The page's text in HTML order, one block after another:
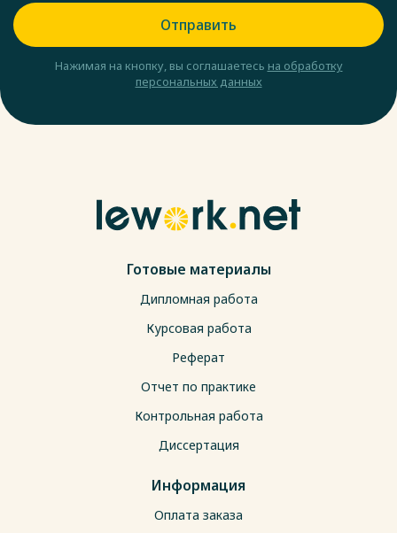
Отправить
Нажимая на кнопку, вы соглашаетесь на обработку
персональных данных
Готовые материалы
Дипломная работа
Курсовая работа
Реферат
Отчет по практике
Контрольная работа
Диссертация
Информация
Оплата заказа